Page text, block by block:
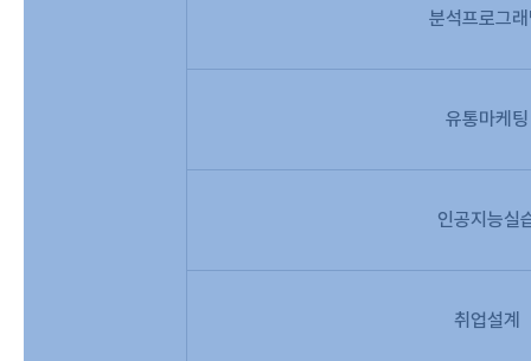
분석프로그
유통마케팅
인공지능실
취업설계